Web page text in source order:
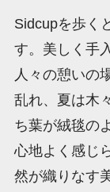
Sidcupを歩く
す。美しく手
人々の憩いの
乱れ、夏は木
ち葉が絨毯の
心地よく感じ
然が織りなす